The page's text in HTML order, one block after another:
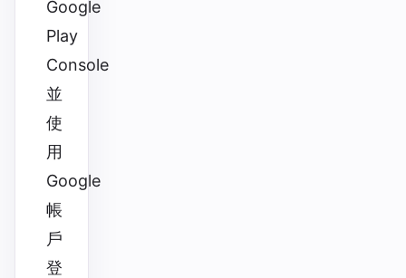
Google
Play
Console
並
使
用
Google
帳
戶
登